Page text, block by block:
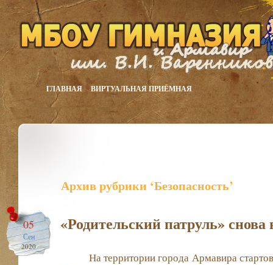
ГЛАВНАЯ ВИРТУАЛЬНАЯ ПРИЁМНАЯ
Архив рубрики ‘Безопасность’
05
Сен
2020
«Родительский патруль»
На территории города Армавира